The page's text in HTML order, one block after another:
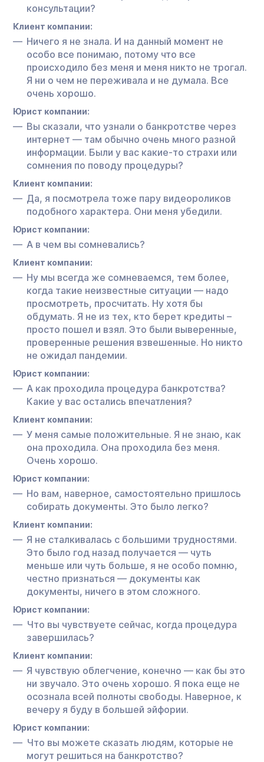
консультации?
Клиент компании:
Ничего я не знала. И на данный момент не
особо все понимаю, потому что все
происходило без меня и меня никто не трогал.
Я ни о чем не переживала и не думала. Все
очень хорошо.
Юрист компании:
Вы сказали, что узнали о банкротстве через
интернет — там обычно очень много разной
информации. Были у вас какие-то страхи или
сомнения по поводу процедуры?
Клиент компании:
Да, я посмотрела тоже пару видеороликов
подобного характера. Они меня убедили.
Юрист компании:
А в чем вы сомневались?
Клиент компании:
Ну мы всегда же сомневаемся, тем более,
когда такие неизвестные ситуации — надо
просмотреть, просчитать. Ну хотя бы
обдумать. Я не из тех, кто берет кредиты –
просто пошел и взял. Это были выверенные,
проверенные решения взвешенные. Но никто
не ожидал пандемии.
Юрист компании:
А как проходила процедура банкротства?
Какие у вас остались впечатления?
Клиент компании:
У меня самые положительные. Я не знаю, как
она проходила. Она проходила без меня.
Очень хорошо.
Юрист компании:
Но вам, наверное, самостоятельно пришлось
собирать документы. Это было легко?
Клиент компании:
Я не сталкивалась с большими трудностями.
Это было год назад получается — чуть
меньше или чуть больше, я не особо помню,
честно признаться — документы как
документы, ничего в этом сложного.
Юрист компании:
Что вы чувствуете сейчас, когда процедура
завершилась?
Клиент компании:
Я чувствую облегчение, конечно — как бы это
ни звучало. Это очень хорошо. Я пока еще не
осознала всей полноты свободы. Наверное, к
вечеру я буду в большей эйфории.
Юрист компании:
Что вы можете сказать людям, которые не
могут решиться на банкротство?